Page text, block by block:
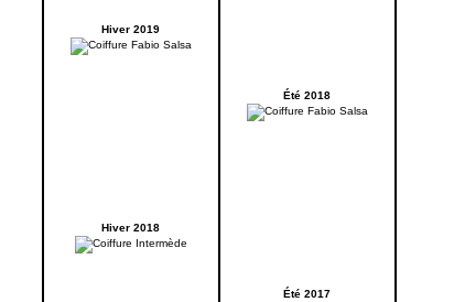
Hiver 2019
Hiver 2018
Été 2018
Été 2017